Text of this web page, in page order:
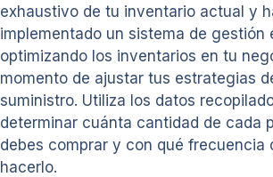
exhaustivo de tu inventario actual y
implementado un sistema de gestión
optimizando los inventarios en tu
momento de ajustar tus estrategias
suministro. Utiliza los datos
determinar cuánta cantidad de cada
debes comprar y con qué frecuencia
hacerlo.